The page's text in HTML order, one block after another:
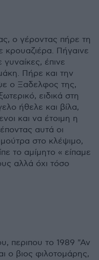
ο γέροντας πήρε τη
κρουαζιέρα. Πήγαινε
έπινε
Πήρε και την
ο Ξαδελφος της,
ειδικά στη
ήθελε και βίλα,
και να έτοιμη η
αυτά οι
στο κλέψιμο,
το αμίμητο « είπαμε
αλλά όχι τόσο
περιπου το 1989 "Αν
ο βιος φιλοτομάρης,